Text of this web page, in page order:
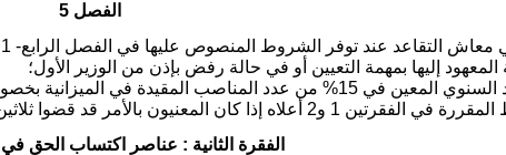
الفصل 5
التقاعد عند توفر الشروط المنصوص عليها في الفصل الرابع- 1 - أعلاه:
كان المعنيون بالأمر قد قضوا ثلاثين سنة من الخدمة الفعلية.
الفقرة الثانية : عناصر اكتساب الحق